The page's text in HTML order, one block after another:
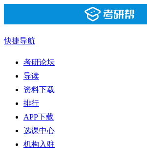
快捷导航
考研论坛
导读
资料下载
排行
APP下载
选课中心
机构入驻